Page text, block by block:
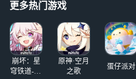
什么英雄了，别去拯救世界
更多热门游戏
崩坏：星
穹铁道-4.4
原神·空月
之歌
蛋仔派对